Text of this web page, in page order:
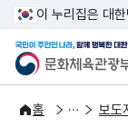
이 누리집은 대
문화체육
국민이
홈
알림·소식
보도·뉴스 보도